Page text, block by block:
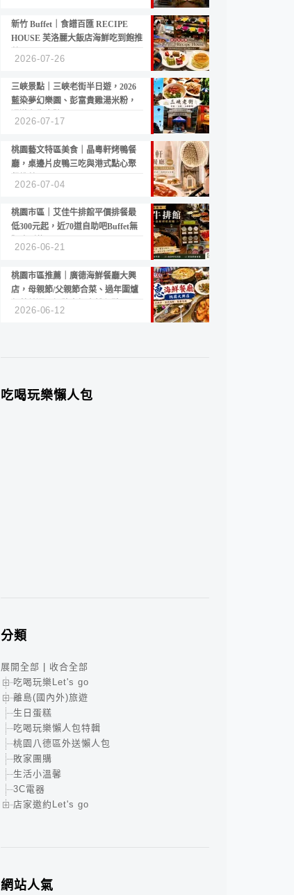
新竹 Buffet｜食譜百匯 RECIPE
HOUSE 芙洛麗大飯店海鮮吃到飽推
2026-07-26
三峽景點｜三峽老街半日遊，2026
藍染夢幻樂園、彭富貴雞湯米粉，
2026-07-17
桃園藝文特區美食｜晶粵軒烤鴨餐
廳，桌邊片皮鴨三吃與港式點心聚
2026-07-04
桃園市區｜艾佳牛排館平價排餐最
低300元起，近70道自助吧Buffet無
2026-06-21
桃園市區推薦｜廣德海鮮餐廳大興
店，母親節/父親節合菜、過年圍爐
2026-06-12
吃喝玩樂懶人包
分類
展開全部
收合全部
吃喝玩樂Let's go
離島(國內外)旅遊
生日蛋糕
吃喝玩樂懶人包特輯
桃園八德區外送懶人包
敗家團購
生活小溫馨
3C電器
店家邀約Let's go
網站人氣